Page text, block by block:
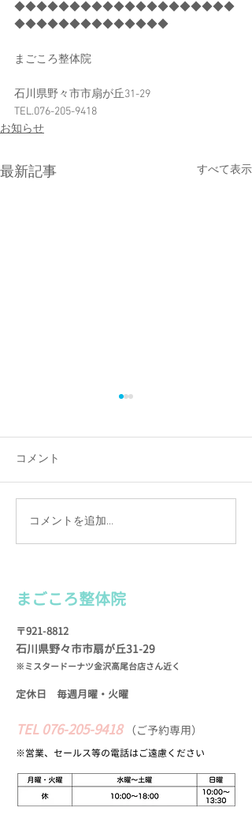
◆◆◆◆◆◆◆◆◆◆◆◆◆◆◆◆◆◆◆◆
◆◆◆◆◆◆◆◆◆◆◆◆◆◆
まごころ整体院
石川県野々市市扇が丘31-29
TEL.076-205-9418
お知らせ
最新記事 すべて表示
７月２日（土）から数日間、
電話が通じない状況になって
しまいました。 報道もされて
いたとおり、通信障害が起き
ていたようで… お電話くださ
◆◆◆◆◆◆◆◆◆◆◆◆◆
◆◆◆◆◆◆◆◆ まごころ整
体院...
コメント
コメントを追加…
まごころ整体院
〒921-8812
石川県野々市市扇が丘31-29
※ミスタードーナツ金沢高尾台店さん近く
定休日 毎週月曜・火曜
TEL 076-205-9418​ （ご予約専用）
※営業、セールス等の​電話はご遠慮ください